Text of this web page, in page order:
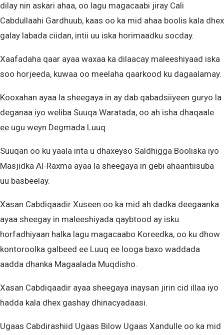
dilay nin askari ahaa, oo lagu magacaabi jiray Cali
Cabdullaahi Gardhuub, kaas oo ka mid ahaa boolis kala dhex
galay labada ciidan, intii uu iska horimaadku socday.
Xaafadaha qaar ayaa waxaa ka dilaacay maleeshiyaad iska
soo horjeeda, kuwaa oo meelaha qaarkood ku dagaalamay.
Kooxahan ayaa la sheegaya in ay dab qabadsiiyeen guryo la
deganaa iyo weliba Suuqa Waratada, oo ah isha dhaqaale
ee ugu weyn Degmada Luuq.
Suuqan oo ku yaala inta u dhaxeyso Saldhigga Booliska iyo
Masjidka Al-Raxma ayaa la sheegaya in gebi ahaantiisuba
uu basbeelay.
Xasan Cabdiqaadir Xuseen oo ka mid ah dadka deegaanka
ayaa sheegay in maleeshiyada qaybtood ay isku
horfadhiyaan halka lagu magacaabo Koreedka, oo ku dhow
kontoroolka galbeed ee Luuq ee looga baxo waddada
aadda dhanka Magaalada Muqdisho.
Xasan Cabdiqaadir ayaa sheegaya inaysan jirin cid illaa iyo
hadda kala dhex gashay dhinacyadaasi.
Ugaas Cabdirashiid Ugaas Bilow Ugaas Xandulle oo ka mid